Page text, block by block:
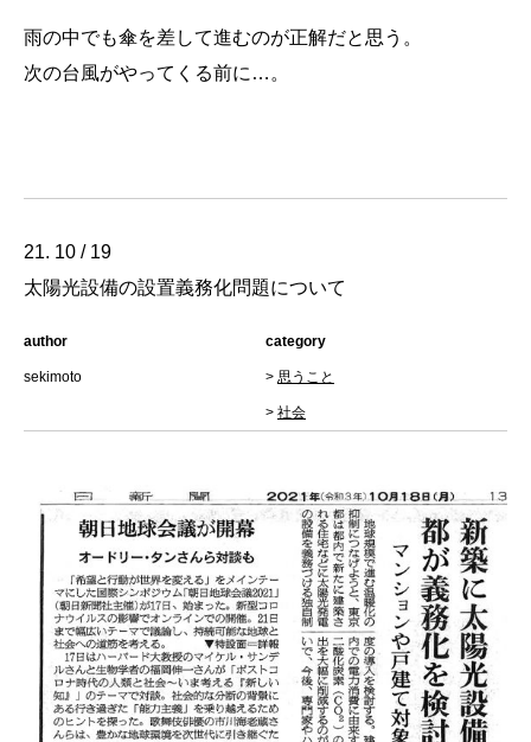
雨の中でも傘を差して進むのが正解だと思う。
次の台風がやってくる前に…。
21. 10 / 19
太陽光設備の設置義務化問題について
author
sekimoto
category
> 思うこと
> 社会